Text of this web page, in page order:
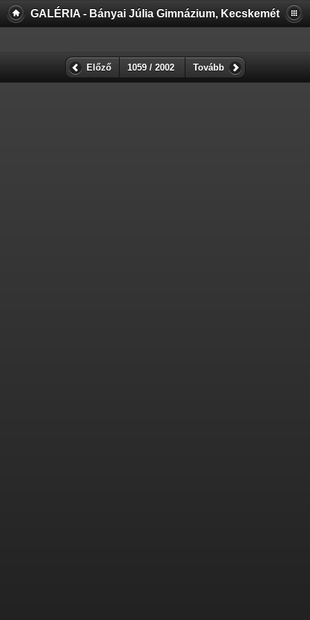
GALÉRIA - Bányai Júlia Gimnázium, Kecskemét
Előző 1059 / 2002 Tovább